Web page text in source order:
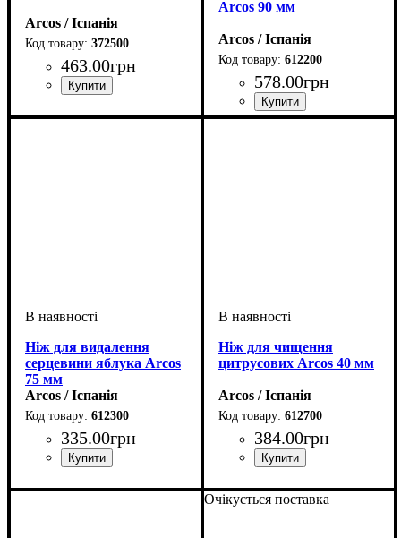
Arcos / Іспанія
372500
463.00грн
Arcos 90 мм
Arcos / Іспанія
612200
578.00грн
Ніж для видалення
серцевини яблука Arcos
75 мм
Arcos / Іспанія
612300
335.00грн
Ніж для чищення
цитрусових Arcos 40 мм
Arcos / Іспанія
612700
384.00грн
Очікується поставка